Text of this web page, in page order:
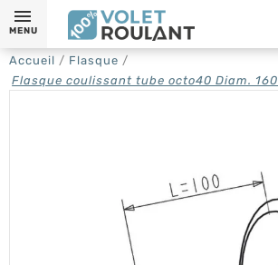
MENU
Accueil
Flasque
Flasque coulissant tube octo40 Diam. 160